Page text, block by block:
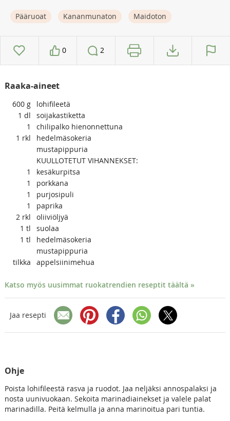
Pääruoat Kananmunaton Maidoton
0 2
Raaka-aineet
600 g
lohifileetä
1 dl
soijakastiketta
1
chilipalko hienonnettuna
1 rkl
hedelmäsokeria
mustapippuria
KUULLOTETUT VIHANNEKSET:
1
kesäkurpitsa
1
porkkana
1
purjosipuli
1
paprika
2 rkl
oliiviöljyä
1 tl
suolaa
1 tl
hedelmäsokeria
mustapippuria
tilkka
appelsiinimehua
Katso myös uusimmat ruokatrendien reseptit täältä »
Jaa resepti
Ohje
Poista lohifileestä rasva ja ruodot. Jaa neljäksi annospalaksi ja
nosta uunivuokaan. Sekoita marinadiainekset ja valele palat
marinadilla. Peitä kelmulla ja anna marinoitua pari tuntia.